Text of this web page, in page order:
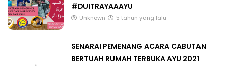
#DUITRAYAAAYU
Unknown 5 tahun yang lalu
SENARAI PEMENANG ACARA CABUTAN
BERTUAH RUMAH TERBUKA AYU 2021